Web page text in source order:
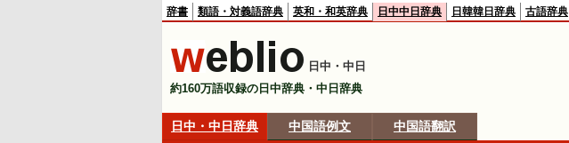
辞書 類語・対義語辞典 英和・和英辞典 日中中日辞典 日韓韓日辞典 古語辞典
日中・中日
約160万語収録の日中辞典・中日辞典
日中・中日辞典 中国語例文 中国語翻訳